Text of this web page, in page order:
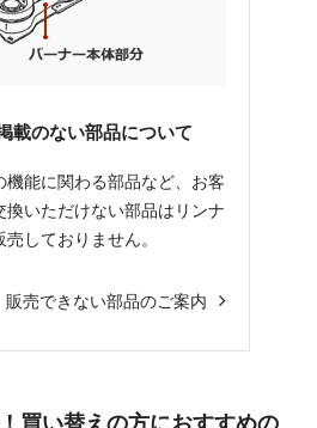
載のない部品について
機能に関わる部品など、お客
換いただけない部品はリンナ
しておりません。
販売できない部品のご案内
買い替えの方におすすめの